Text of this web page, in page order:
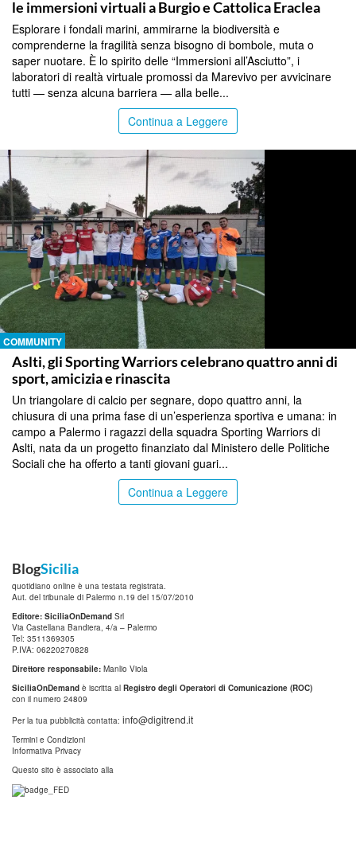
le immersioni virtuali a Burgio e Cattolica Eraclea
Esplorare i fondali marini, ammirarne la biodiversità e
comprenderne la fragilità senza bisogno di bombole, muta o
saper nuotare. È lo spirito delle “Immersioni all’Asciutto”, i
laboratori di realtà virtuale promossi da Marevivo per avvicinare
tutti — senza alcuna barriera — alla belle...
Continua a Leggere
COMMUNITY
Aslti, gli Sporting Warriors celebrano quattro anni di
sport, amicizia e rinascita
Un triangolare di calcio per segnare, dopo quattro anni, la
chiusura di una prima fase di un’esperienza sportiva e umana: in
campo a Palermo i ragazzi della squadra Sporting Warriors di
Aslti, nata da un progetto finanziato dal Ministero delle Politiche
Sociali che ha offerto a tanti giovani guari...
Continua a Leggere
BlogSicilia
quotidiano online è una testata registrata.
Aut. del tribunale di Palermo n.19 del 15/07/2010
Editore: SiciliaOnDemand Srl
Via Castellana Bandiera, 4/a – Palermo
Tel: 3511369305
P.IVA: 06220270828
Direttore responsabile: Manlio Viola
SiciliaOnDemand è iscritta al Registro degli Operatori di Comunicazione (ROC)
con il numero 24809
Per la tua pubblicità contatta: info@digitrend.it
Termini e Condizioni
Informativa Privacy
Questo sito è associato alla